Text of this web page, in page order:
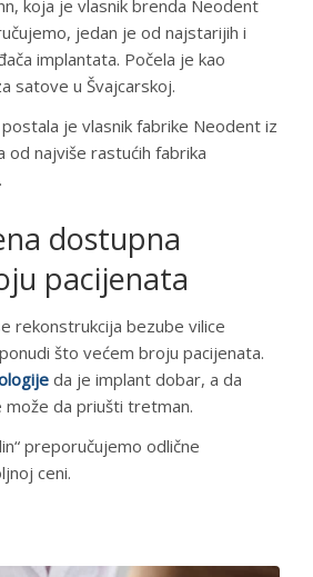
koja je vlasnik brenda Neodent
jedan je od najstarijih i
implantata. Počela je kao
satove u Švajcarskoj.
je vlasnik fabrike Neodent iz
od najviše rastućih fabrika
dostupna
pacijenata
rekonstrukcija bezube vilice
što većem broju pacijenata.
da je implant dobar, a da
može da priušti tretman.
preporučujemo odlične
ceni.